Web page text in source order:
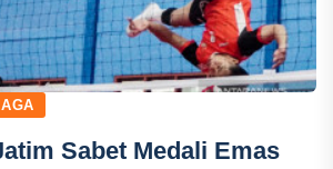
Sabet Medali Emas